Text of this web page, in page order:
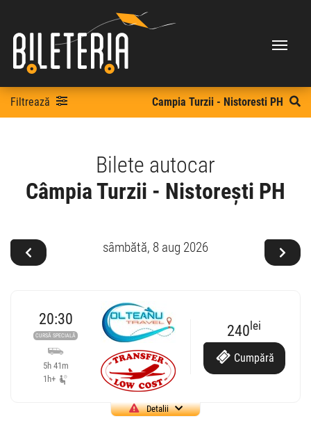
Filtrează Campia Turzii - Nistoresti PH
Bilete autocar
Câmpia Turzii - Nistorești PH
sâmbătă, 8 aug 2026
20:30
CURSĂ SPECIALĂ
5h 41m
1h+
240 lei
Cumpără
Detalii